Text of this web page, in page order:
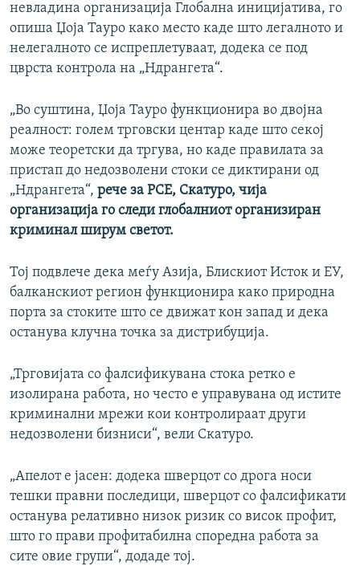
невладина организација Глобална иницијатива, го
опиша Џоја Тауро како место каде што легалното и
нелегалното се испреплетуваат, додека се под
цврста контрола на „Ндрангета“.
„Во суштина, Џоја Тауро функционира во двојна
реалност: голем трговски центар каде што секој
може теоретски да тргува, но каде правилата за
пристап до недозволени стоки се диктирани од
„Ндрангета“, рече за РСЕ, Скатуро, чија
организација го следи глобалниот организиран
криминал ширум светот.
Тој подвлече дека меѓу Азија, Блискиот Исток и ЕУ,
балканскиот регион функционира како природна
порта за стоките што се движат кон запад и дека
останува клучна точка за дистрибуција.
„Трговијата со фалсификувана стока ретко е
изолирана работа, но често е управувана од истите
криминални мрежи кои контролираат други
недозволени бизниси“, вели Скатуро.
„Апелот е јасен: додека шверцот со дрога носи
тешки правни последици, шверцот со фалсификати
останува релативно низок ризик со висок профит,
што го прави профитабилна споредна работа за
сите овие групи“, додаде тој.